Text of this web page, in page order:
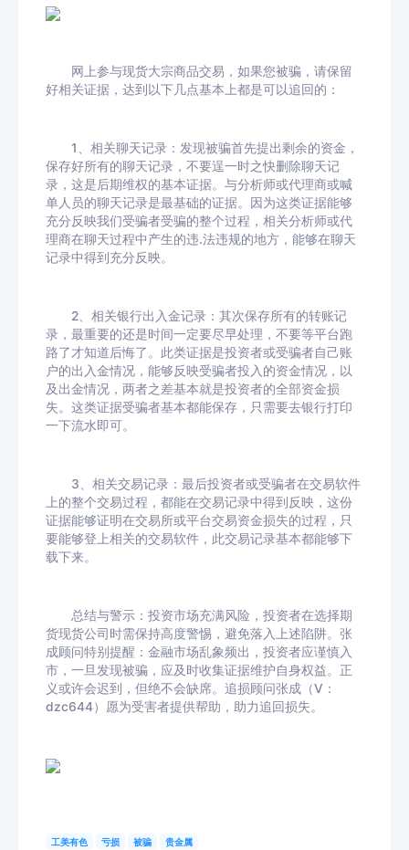
网上参与现货大宗商品交易，如果您被骗，请保留
好相关证据，达到以下几点基本上都是可以追回的：
1、相关聊天记录：发现被骗首先提出剩余的资金，
保存好所有的聊天记录，不要逞一时之快删除聊天记
录，这是后期维权的基本证据。与分析师或代理商或喊
单人员的聊天记录是最基础的证据。因为这类证据能够
充分反映我们受骗者受骗的整个过程，相关分析师或代
理商在聊天过程中产生的违.法违规的地方，能够在聊天
记录中得到充分反映。
2、相关银行出入金记录：其次保存所有的转账记
录，最重要的还是时间一定要尽早处理，不要等平台跑
路了才知道后悔了。此类证据是投资者或受骗者自己账
户的出入金情况，能够反映受骗者投入的资金情况，以
及出金情况，两者之差基本就是投资者的全部资金损
失。这类证据受骗者基本都能保存，只需要去银行打印
一下流水即可。
3、相关交易记录：最后投资者或受骗者在交易软件
上的整个交易过程，都能在交易记录中得到反映，这份
证据能够证明在交易所或平台交易资金损失的过程，只
要能够登上相关的交易软件，此交易记录基本都能够下
载下来。
总结与警示：投资市场充满风险，投资者在选择期
货现货公司时需保持高度警惕，避免落入上述陷阱。张
成顾问特别提醒：金融市场乱象频出，投资者应谨慎入
市，一旦发现被骗，应及时收集证据维护自身权益。正
义或许会迟到，但绝不会缺席。追损顾问张成（V：
dzc644）愿为受害者提供帮助，助力追回损失。
工美有色 亏损 被骗 贵金属